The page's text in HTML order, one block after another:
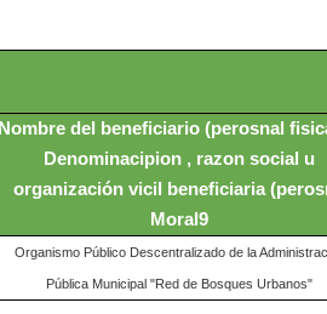
Nombre del beneficiario (perosnal
Denominacipion , razon social u
organización vicil beneficiaria
Moral9
Organismo Público Descentralizado de la
Pública Municipal "Red de Bosques Urbanos"